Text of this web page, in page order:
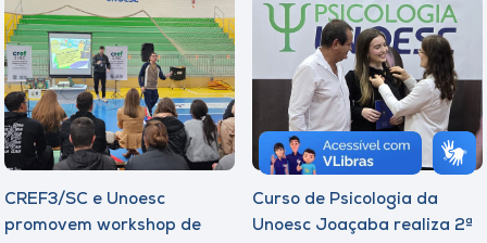
CREF3/SC e Unoesc
promovem workshop de
Curso de Psicologia da
Unoesc Joaçaba realiza 2ª